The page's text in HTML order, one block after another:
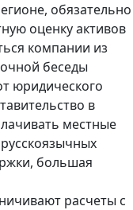
обязательно
оценку активов
компании из
беседы
юридического
в
местные
большая
расчеты с